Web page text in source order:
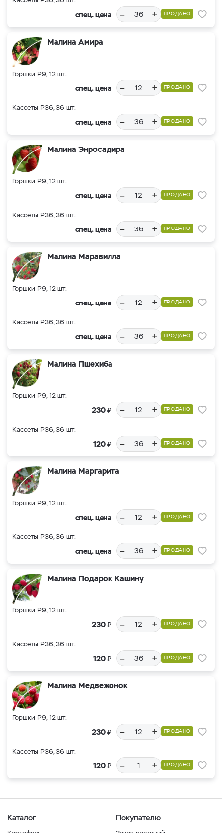
спец. цена – + ПРОДАНО
Малина Амира
Горшки Р9, 12 шт.
спец. цена – + ПРОДАНО
Кассеты Р36, 36 шт.
спец. цена – + ПРОДАНО
Малина Энросадира
Горшки Р9, 12 шт.
спец. цена – + ПРОДАНО
Кассеты Р36, 36 шт.
спец. цена – + ПРОДАНО
Малина Маравилла
Горшки Р9, 12 шт.
спец. цена – + ПРОДАНО
Кассеты Р36, 36 шт.
спец. цена – + ПРОДАНО
Малина Пшехиба
Горшки Р9, 12 шт.
230₽ – + ПРОДАНО
Кассеты Р36, 36 шт.
120₽ – + ПРОДАНО
Малина Маргарита
Горшки Р9, 12 шт.
спец. цена – + ПРОДАНО
Кассеты Р36, 36 шт.
спец. цена – + ПРОДАНО
Малина Подарок Кашину
Горшки Р9, 12 шт.
230₽ – + ПРОДАНО
Кассеты Р36, 36 шт.
120₽ – + ПРОДАНО
Малина Медвежонок
Горшки Р9, 12 шт.
230₽ – + ПРОДАНО
Кассеты Р36, 36 шт.
120₽ – + ПРОДАНО
Каталог Покупателю